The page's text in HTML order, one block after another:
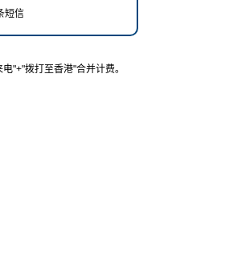
短信
"+"拨打至香港"合并计费。